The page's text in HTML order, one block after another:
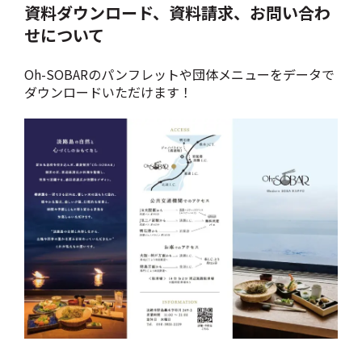
資料ダウンロード、資料請求、お問い合わ
せについて
Oh-SOBARのパンフレットや団体メニューをデータで
ダウンロードいただけます！